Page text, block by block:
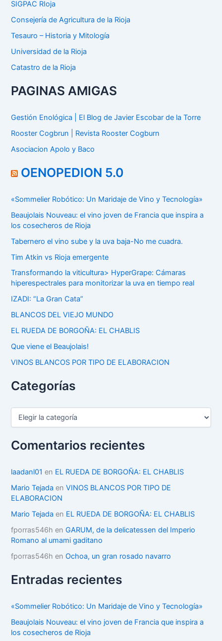
SIGPAC RIoja
Consejería de Agricultura de la Rioja
Tesauro – Historia y Mitología
Universidad de la Rioja
Catastro de la Rioja
PAGINAS AMIGAS
Gestión Enológica | El Blog de Javier Escobar de la Torre
Rooster Cogbrun | Revista Rooster Cogburn
Asociacion Apolo y Baco
OENOPEDION 5.0
«Sommelier Robótico: Un Maridaje de Vino y Tecnología»
Beaujolais Nouveau: el vino joven de Francia que inspira a
los cosecheros de Rioja
Tabernero el vino sube y la uva baja-No me cuadra.
Tim Atkin vs Rioja emergente
Transformando la viticultura> HyperGrape: Cámaras
hiperespectrales para monitorizar la uva en tiempo real
IZADI: “La Gran Cata”
BLANCOS DEL VIEJO MUNDO
EL RUEDA DE BORGOÑA: EL CHABLIS
Que viene el Beaujolais!
VINOS BLANCOS POR TIPO DE ELABORACION
Categorías
C
e
g
r
a
s
Comentarios recientes
laadanl01 en EL RUEDA DE BORGOÑA: EL CHABLIS
Mario Tejada enVINOS BLANCOS POR TIPO DE
ELABORACION
Mario Tejada en EL RUEDA DE BORGOÑA: EL CHABLIS
fporras546h en GARUM, de la delicatessen del Imperio
Romano al umami gaditano
fporras546h en Ochoa, un gran rosado navarro
Entradas recientes
«Sommelier Robótico: Un Maridaje de Vino y Tecnología»
Beaujolais Nouveau: el vino joven de Francia que inspira a
los cosecheros de Rioja